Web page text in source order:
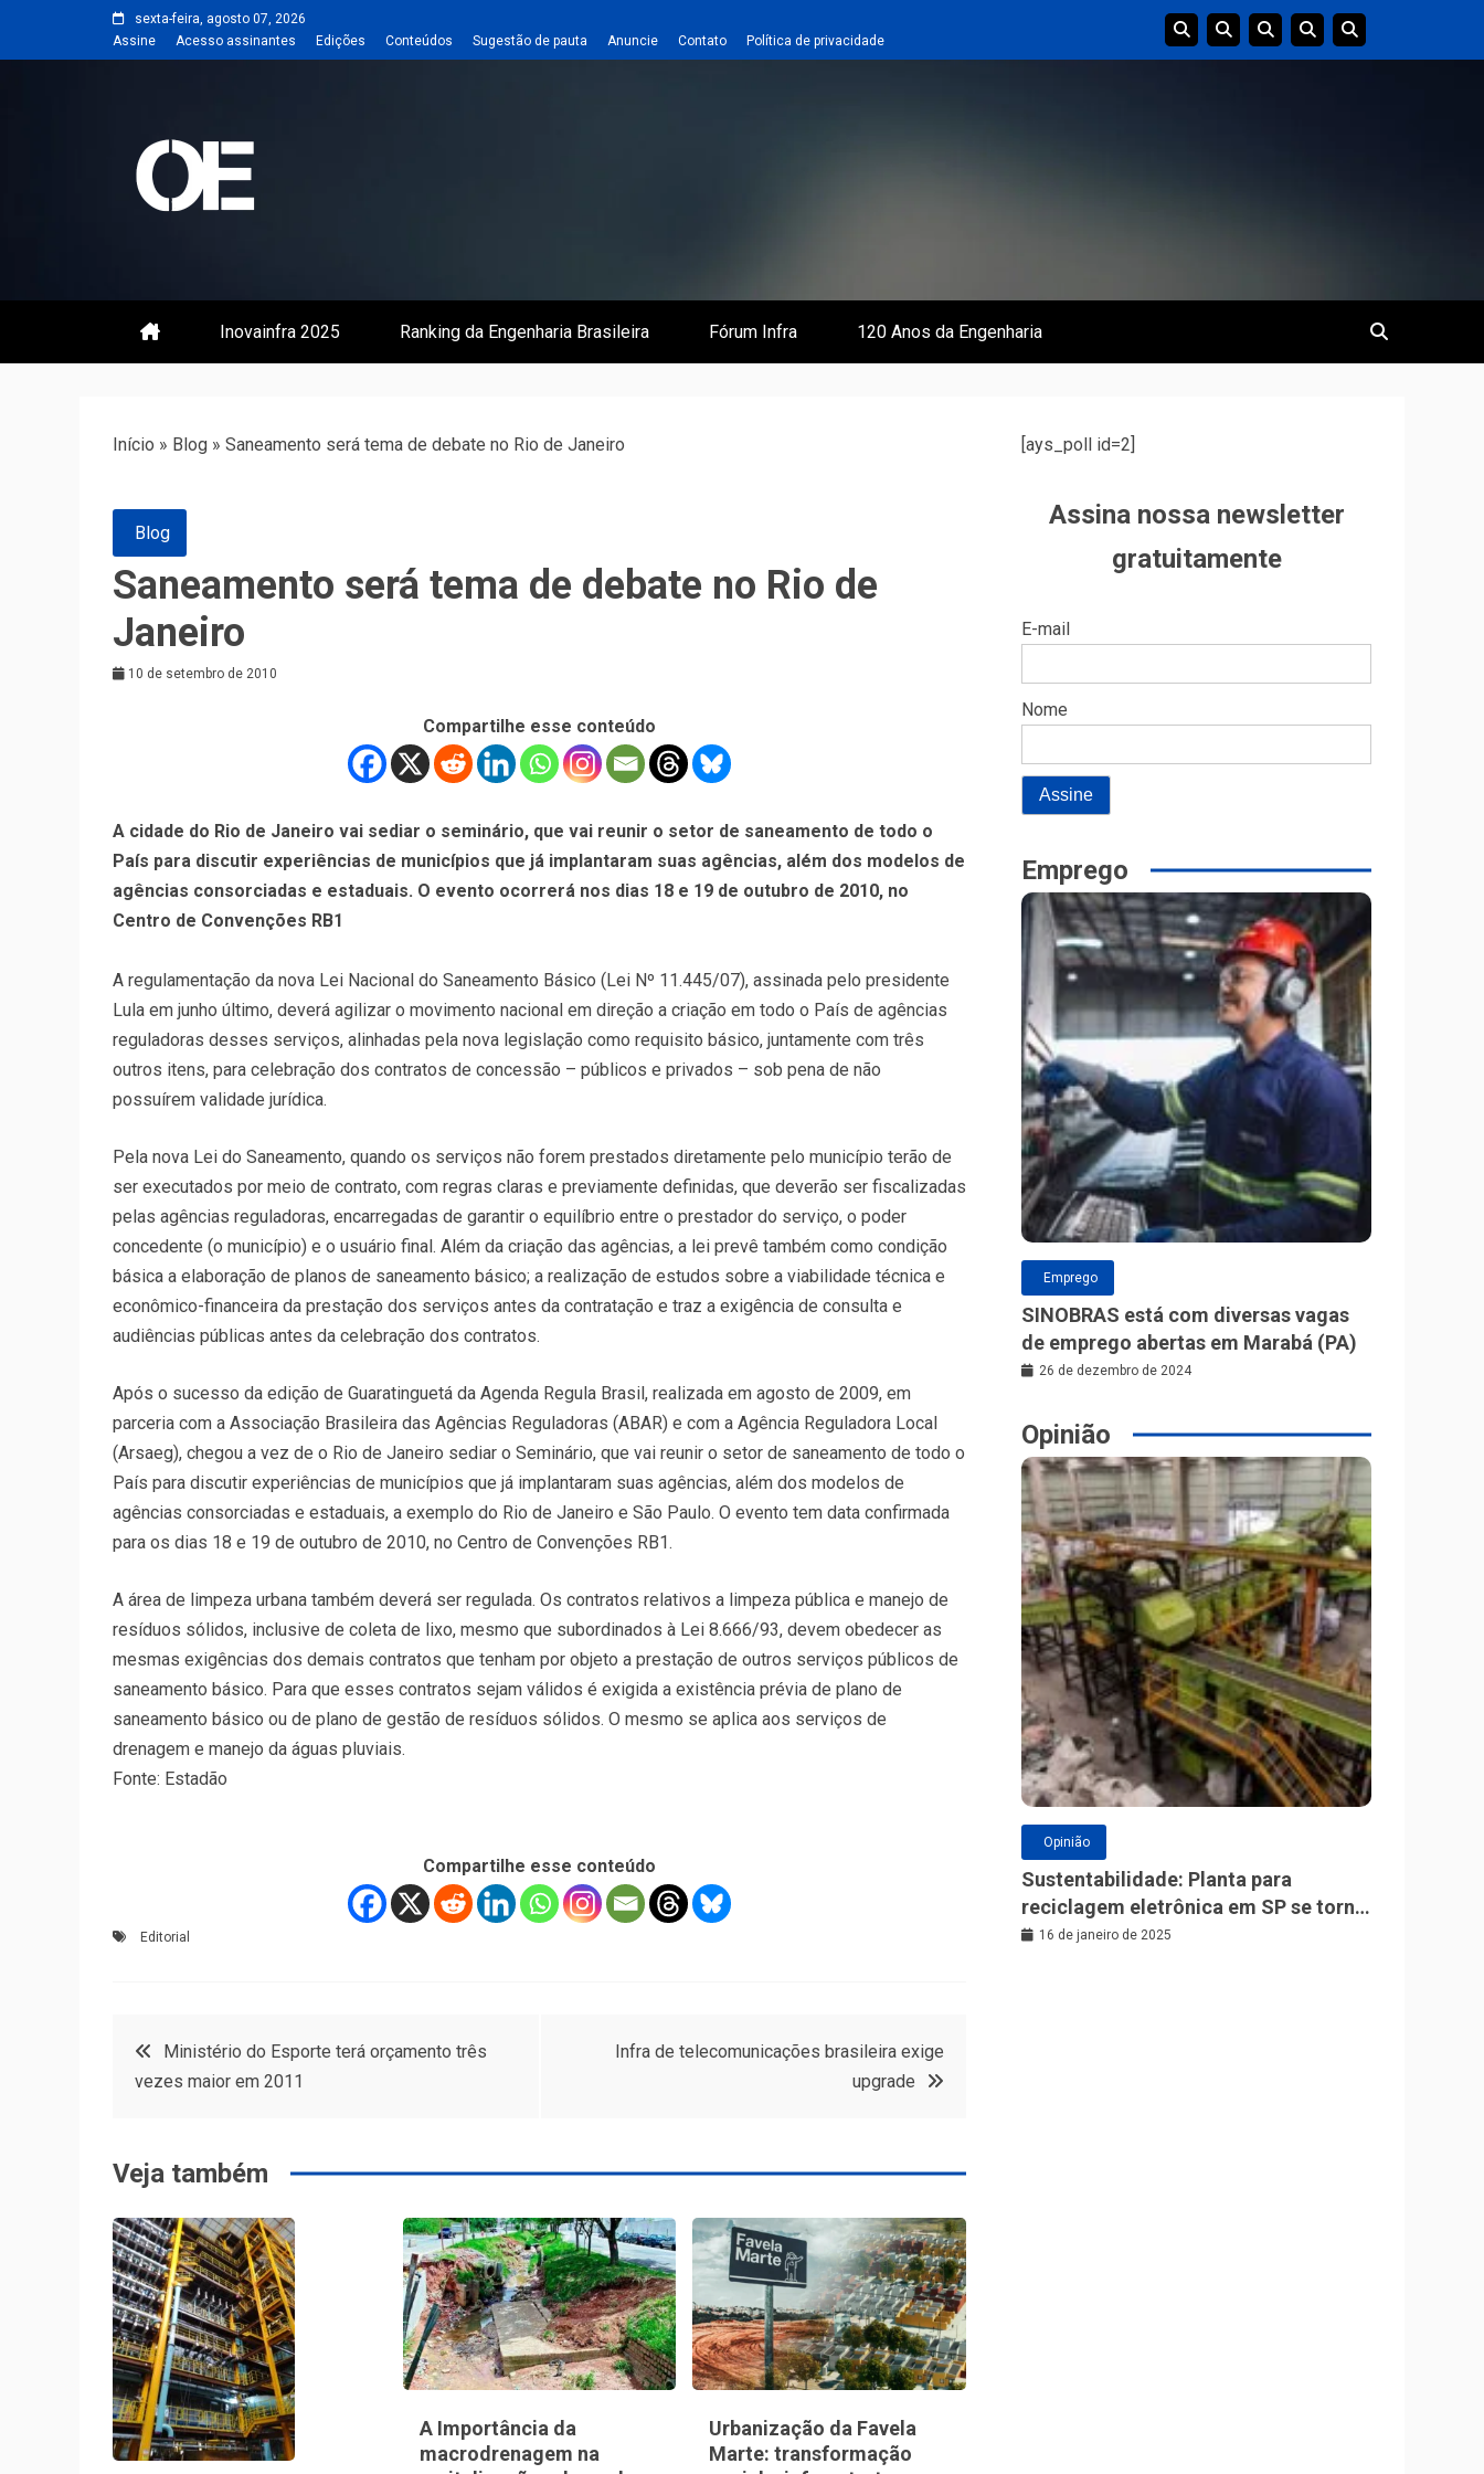
sexta-feira, agosto 07, 2026
Assine
Acesso assinantes Edições Conteúdos Sugestão de pauta Anuncie Contato Política de privacidade
Revista | O Empreiteiro
Inovainfra 2025 Ranking da Engenharia Brasileira Fórum Infra 120 Anos da Engenharia
Início » Blog » Saneamento será tema de debate no Rio de Janeiro
Blog
Saneamento será tema de debate no Rio de
Janeiro
10 de setembro de 2010
Compartilhe esse conteúdo
A cidade do Rio de Janeiro vai sediar o seminário, que vai reunir o setor de saneamento de todo o
País para discutir experiências de municípios que já implantaram suas agências, além dos modelos de
agências consorciadas e estaduais. O evento ocorrerá nos dias 18 e 19 de outubro de 2010, no
Centro de Convenções RB1
A regulamentação da nova Lei Nacional do Saneamento Básico (Lei Nº 11.445/07), assinada pelo presidente
Lula em junho último, deverá agilizar o movimento nacional em direção a criação em todo o País de agências
reguladoras desses serviços, alinhadas pela nova legislação como requisito básico, juntamente com três
outros itens, para celebração dos contratos de concessão – públicos e privados – sob pena de não
possuírem validade jurídica.
Pela nova Lei do Saneamento, quando os serviços não forem prestados diretamente pelo município terão de
ser executados por meio de contrato, com regras claras e previamente definidas, que deverão ser fiscalizadas
pelas agências reguladoras, encarregadas de garantir o equilíbrio entre o prestador do serviço, o poder
concedente (o município) e o usuário final. Além da criação das agências, a lei prevê também como condição
básica a elaboração de planos de saneamento básico; a realização de estudos sobre a viabilidade técnica e
econômico-financeira da prestação dos serviços antes da contratação e traz a exigência de consulta e
audiências públicas antes da celebração dos contratos.
Após o sucesso da edição de Guaratinguetá da Agenda Regula Brasil, realizada em agosto de 2009, em
parceria com a Associação Brasileira das Agências Reguladoras (ABAR) e com a Agência Reguladora Local
(Arsaeg), chegou a vez de o Rio de Janeiro sediar o Seminário, que vai reunir o setor de saneamento de todo o
País para discutir experiências de municípios que já implantaram suas agências, além dos modelos de
agências consorciadas e estaduais, a exemplo do Rio de Janeiro e São Paulo. O evento tem data confirmada
para os dias 18 e 19 de outubro de 2010, no Centro de Convenções RB1.
A área de limpeza urbana também deverá ser regulada. Os contratos relativos a limpeza pública e manejo de
resíduos sólidos, inclusive de coleta de lixo, mesmo que subordinados à Lei 8.666/93, devem obedecer as
mesmas exigências dos demais contratos que tenham por objeto a prestação de outros serviços públicos de
saneamento básico. Para que esses contratos sejam válidos é exigida a existência prévia de plano de
saneamento básico ou de plano de gestão de resíduos sólidos. O mesmo se aplica aos serviços de
drenagem e manejo da águas pluviais.
Fonte: Estadão
Compartilhe esse conteúdo
Editorial
Navegação
Post
Ministério do Esporte terá orçamento três
vezes maior em 2011
Infra de telecomunicações brasileira exige
upgrade
Veja também
A Importância da
macrodrenagem na
Urbanização da Favela
Marte: transformação
[ays_poll id=2]
Assina nossa newsletter
gratuitamente
E-mail
Nome
Emprego
Emprego
SINOBRAS está com diversas vagas
de emprego abertas em Marabá (PA)
26 de dezembro de 2024
Opinião
Opinião
Sustentabilidade: Planta para
reciclagem eletrônica em SP se torna
a maior da América Latina
16 de janeiro de 2025